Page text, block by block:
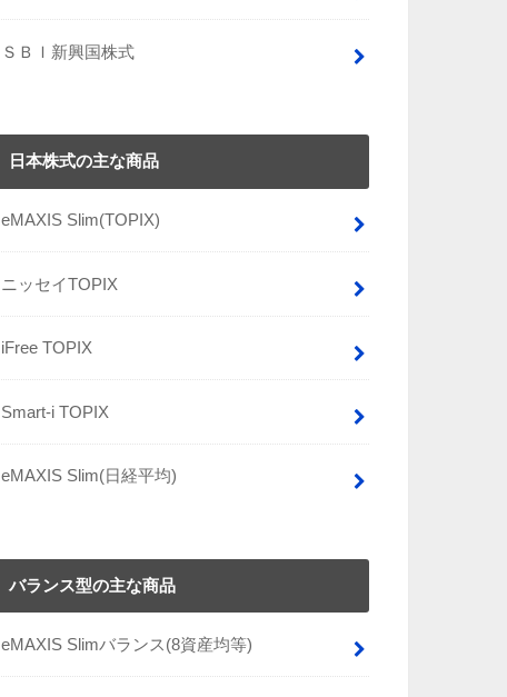
ＳＢＩ新興国株式
日本株式の主な商品
eMAXIS Slim(TOPIX)
ニッセイTOPIX
iFree TOPIX
Smart-i TOPIX
eMAXIS Slim(日経平均)
バランス型の主な商品
eMAXIS Slimバランス(8資産均等)